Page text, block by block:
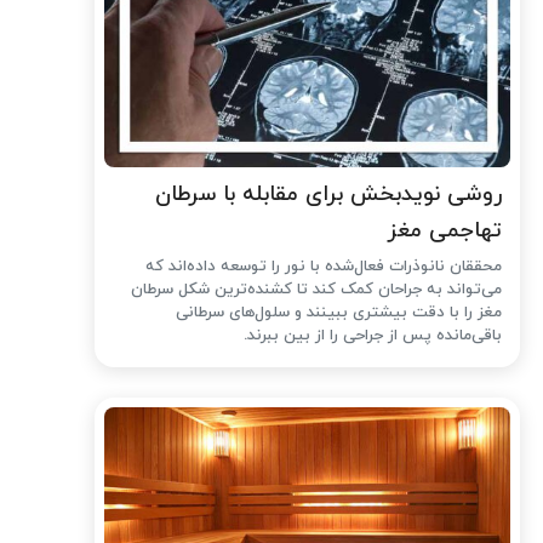
روشی نویدبخش برای مقابله با سرطان
تهاجمی مغز
محققان نانوذرات فعال‌شده با نور را توسعه داده‌اند که
می‌تواند به جراحان کمک کند تا کشنده‌ترین شکل سرطان
مغز را با دقت بیشتری ببینند و سلول‌های سرطانی
باقی‌مانده پس از جراحی را از بین ببرند.